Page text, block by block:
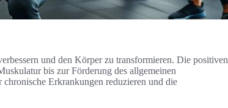
und den Körper zu transformieren. Die positiven
bis zur Förderung des allgemeinen
Erkrankungen reduzieren und die